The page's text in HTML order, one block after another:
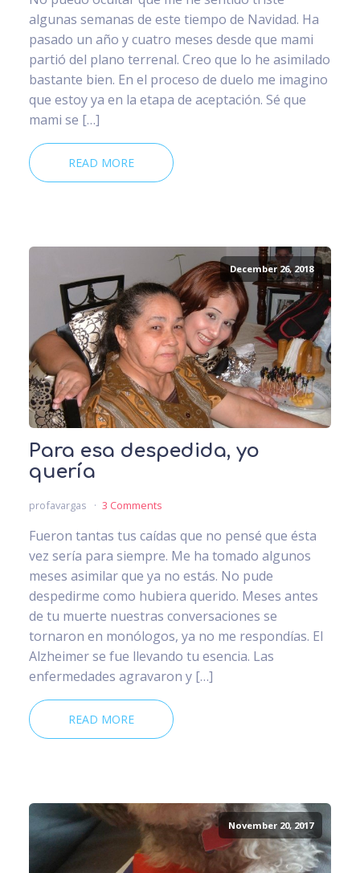
algunas semanas de este tiempo de Navidad. Ha
pasado un año y cuatro meses desde que mami
partió del plano terrenal. Creo que lo he asimilado
bastante bien. En el proceso de duelo me imagino
que estoy ya en la etapa de aceptación. Sé que
mami se […]
READ MORE
December 26, 2018
Para esa despedida, yo
quería
profavargas 3 Comments
Fueron tantas tus caídas que no pensé que ésta
vez sería para siempre. Me ha tomado algunos
meses asimilar que ya no estás. No pude
despedirme como hubiera querido. Meses antes
de tu muerte nuestras conversaciones se
tornaron en monólogos, ya no me respondías. El
Alzheimer se fue llevando tu esencia. Las
enfermedades agravaron y […]
READ MORE
November 20, 2017